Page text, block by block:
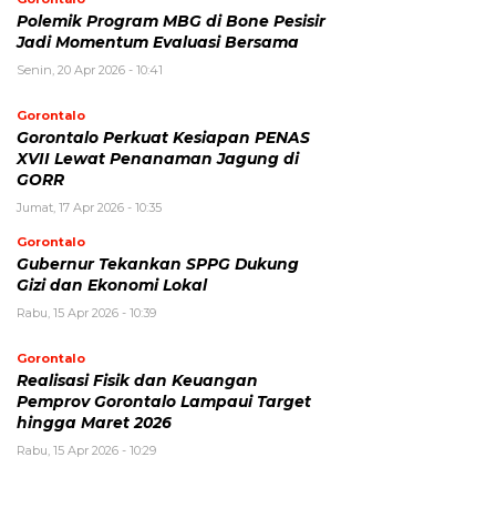
Polemik Program MBG di Bone Pesisir
Jadi Momentum Evaluasi Bersama
Senin, 20 Apr 2026 - 10:41
Gorontalo
Gorontalo Perkuat Kesiapan PENAS
XVII Lewat Penanaman Jagung di
GORR
Jumat, 17 Apr 2026 - 10:35
Gorontalo
Gubernur Tekankan SPPG Dukung
Gizi dan Ekonomi Lokal
Rabu, 15 Apr 2026 - 10:39
Gorontalo
Realisasi Fisik dan Keuangan
Pemprov Gorontalo Lampaui Target
hingga Maret 2026
Rabu, 15 Apr 2026 - 10:29